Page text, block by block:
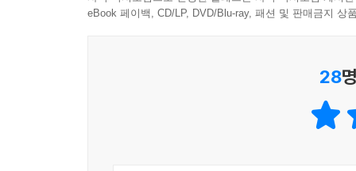
게 바닥을 쓰는 아저씨의 규칙적인 동작을 가만
들어 그림으로 남겼다. 『나에게 맞는 삶을 가꿉
준다. 2장 ‘심심하고 건강한 루틴 만들기’에서
넘어 자신의 생활을 정리 정돈하며 나라는 사람
eBook 페이백, CD/LP, DVD/Blu-ray, 패션 및 판매금지 상
28